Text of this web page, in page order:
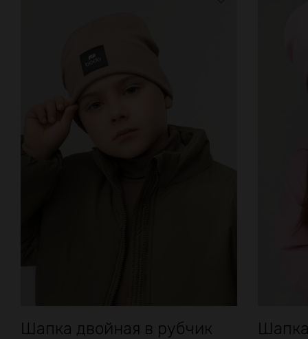
Шапка двойная в рубчик